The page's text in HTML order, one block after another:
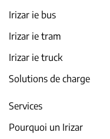
Irizar ie bus
Irizar ie tram
Irizar ie truck
Solutions de charge
Services
Pourquoi un Irizar